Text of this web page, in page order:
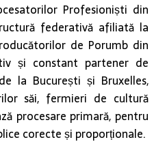
Profesioniști din
federativă afiliată la
de Porumb din
și constant partener de
la București și Bruxelles,
săi, fermieri de cultură
procesare primară, pentru
corecte și proporționale.